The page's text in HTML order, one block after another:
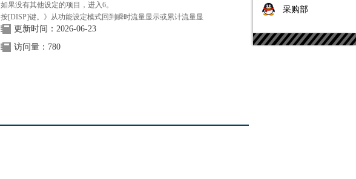
如果没有其他设定的项目，进入6。
按[DISP]键。》从功能设定模式回到瞬时流量显示或累计流量显
更新时间：2026-06-23
访问量：780
采购部